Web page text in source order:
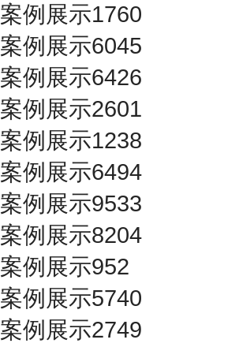
案例展示1760
案例展示6045
案例展示6426
案例展示2601
案例展示1238
案例展示6494
案例展示9533
案例展示8204
案例展示952
案例展示5740
案例展示2749